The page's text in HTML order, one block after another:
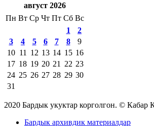
август 2026
Пн Вт Ср Чт Пт Сб Вс
1
2
3
4 5 6 7 8
9
10 11 12 13 14 15 16
17 18 19 20 21 22 23
24 25 26 27 28 29 30
31
2020 Бардык укуктар корголгон. ©
Бардык архивдик материалдар